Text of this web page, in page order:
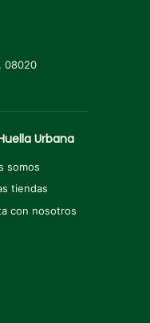
08020
Urbana
somos
tiendas
con nosotros